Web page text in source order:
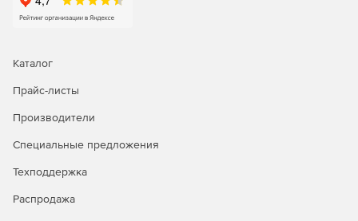
Каталог
Прайс-листы
Производители
Специальные предложения
Техподдержка
Распродажа